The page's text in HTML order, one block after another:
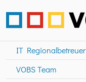
IT Regionalbetreuer
VOBS Team